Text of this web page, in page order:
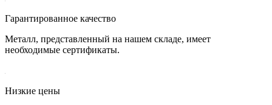
Гарантированное качество
Металл, представленный на нашем складе, имеет
необходимые сертификаты.
Низкие цены